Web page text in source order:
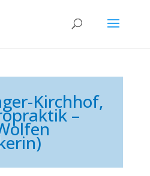
Kirchhof,
–